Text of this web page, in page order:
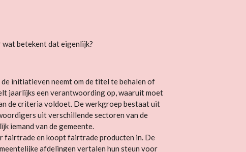
wat betekent dat eigenlijk?
initiatieven neemt om de titel te behalen of
jaarlijks een verantwoording op, waaruit moet
de criteria voldoet. De werkgroep bestaat uit
uit verschillende sectoren van de
iemand van de gemeente.
fairtrade en koopt fairtrade producten in. De
afdelingen vertalen hun steun voor